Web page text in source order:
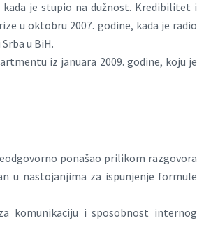
kada je stupio na dužnost. Kredibilitet i
u oktobru 2007. godine, kada je radio
u BiH.
iz januara 2009. godine, koju je
ponašao prilikom razgovora
u nastojanjima za ispunjenje formule
komunikaciju i sposobnost internog